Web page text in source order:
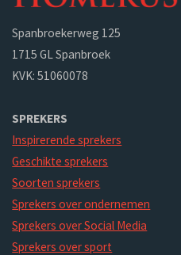
Spanbroekerweg 125
1715 GL Spanbroek
KVK: 51060078
SPREKERS
Inspirerende sprekers
Geschikte sprekers
Soorten sprekers
Sprekers over ondernemen
Sprekers over Social Media
Sprekers over sport